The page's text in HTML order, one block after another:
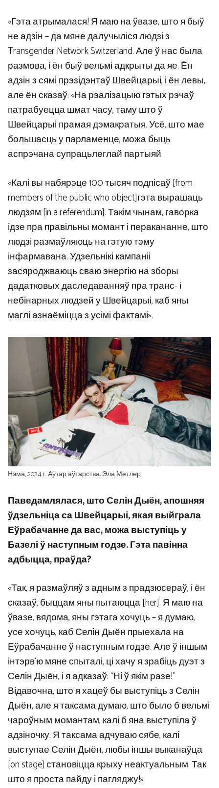
«Гэта атрымалася! Я маю на ўвазе, што я быў
не адзін – да мяне далучыліся людзі з
Transgender Network Switzerland. Але ў нас была
размова, і ён быў вельмі адкрыты да яе. Ён
адзін з сямі прэзідэнтаў Швейцарыі, і ён левы,
але ён сказаў: «На рэалізацыю гэтых рэчаў
патрабуецца шмат часу, таму што ў
Швейцарыі прамая дэмакратыя. Усё, што мае
большасць у парламенце, можа быць
аспрэчана супрацьлеглай партыяй.
«Калі вы набярэце 100 тысяч подпісаў [from
members of the public who object]гэта вырашаць
людзям [in a referendum]. Такім чынам, гаворка
ідзе пра правільны момант і перакананне, што
людзі размаўляюць на гэтую тэму
інфармавана. Удзельнікі кампаніі
засяроджваюць сваю энергію на зборы
дадатковых даследаванняў пра транс- і
небінарных людзей у Швейцарыі, каб яны
маглі азнаёміцца ​​з усімі фактамі».
Нэма, 2024 г. Аўтар аўтарства: Эла Метлер
Паведамлялася, што Селін Дыён, апошняя
ўдзельніца са Швейцарыі, якая выйграла
Еўрабачанне да вас, можа выступіць у
Базелі ў наступным годзе. Гэта павінна
адбыцца, праўда?
«Так, я размаўляў з адным з прадзюсераў, і ён
сказаў, быццам яны пытаюцца [her]. Я маю на
ўвазе, вядома, яны гэтага хочуць – я думаю,
усе хочуць, каб Селін Дыён прыехала на
Еўрабачанне ў наступным годзе. Але ў іншым
інтэрв’ю мяне спыталі, ці хачу я зрабіць дуэт з
Селін Дыён, і я адказаў: “Ні ў якім разе!”
Відавочна, што я хацеў бы выступіць з Селін
Дыён, але я таксама думаю, што было б вельмі
чароўным момантам, калі б яна выступіла ў
адзіночку. Я таксама адчуваю сябе, калі
выступае Селін Дыён, любы іншы выканаўца
[on stage] становіцца крыху неактуальным. Так
што я проста пайду і пагляджу!»